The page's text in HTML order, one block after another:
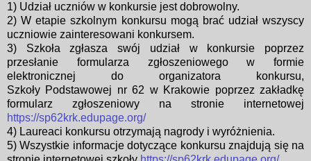
1) Udział uczniów w konkursie jest dobrowolny.
2) W etapie szkolnym konkursu mogą brać udział wszyscy
uczniowie zainteresowani konkursem.
3) Szkoła zgłasza swój udział w konkursie poprzez
przesłanie formularza zgłoszeniowego w formie
elektronicznej do organizatora konkursu,
Szkoły Podstawowej nr 62 w Krakowie poprzez zakładkę
formularz zgłoszeniowy na stronie internetowej
https://sp62krk.edupage.org/
4) Laureaci konkursu otrzymają nagrody i wyróżnienia.
5) Wszystkie informacje dotyczące konkursu znajdują się na